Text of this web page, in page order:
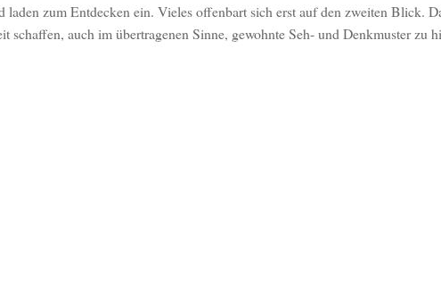
zum Entdecken ein. Vieles offenbart sich erst auf den zweiten Blick.
auch im übertragenen Sinne, gewohnte Seh- und Denkmuster zu